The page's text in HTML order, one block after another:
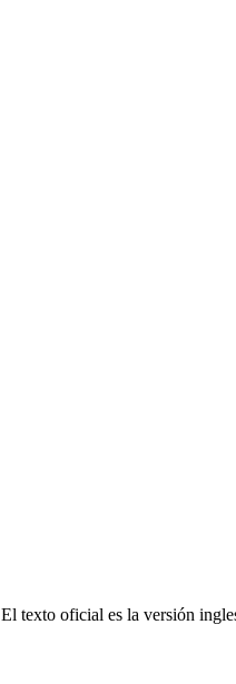
oficial es la versión